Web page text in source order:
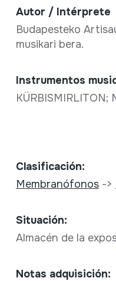
Autor / Intérprete
Budapesteko
musikari bera.
Instrumentos
KÜRBISMIRLITON;
Clasificación:
Membranófonos->
Situación:
Almacén de la
Notas adquisición: